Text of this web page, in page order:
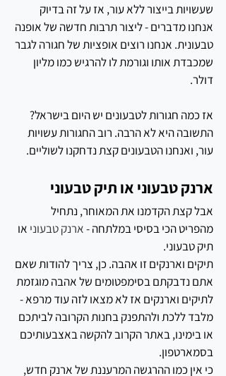
שעשויות בייצור ללא עור, אז על זה בדיוק
אנחנו מדברים - ליצור תרבות חדשה של אופנה
טבעונית. אנחנו רוצים אופציות של חגורה לגבר
שמכבדת אותו וגורמת לו להרגיש כמו מליון
דולר.
אז כמה חגורות לטבעונים יש היום בישראל?
התשובה היא לא הרבה. רוב החגורות עשויות
עור, ואנחנו הטבעונים קצת נדחקנו לשוליים.
ארנק טבעוני או תיק טבעוני
אבל קצת הקדמנו את המאוחר, נתחיל
מהפריט הכי בסיסי במלתחה - ארנק טבעוני או
תיק טבעוני.
תיקים וארנקים זו אהבה. כן, צריך להודות שאם
אתם נדבקתם בסימפטומים של אהבה מוגזמת
לתיקים וארנקים אז לא מצאו לזה עוד מרפא -
מלבד ללכת ולהתפנק בחנות הקרובה לביתכם
או בימינו, באתר הקרוב להקשה באצבעותיכם
בסמארטפון.
כי אין כמו ההרגשה המרעננת של ארנק חדש,